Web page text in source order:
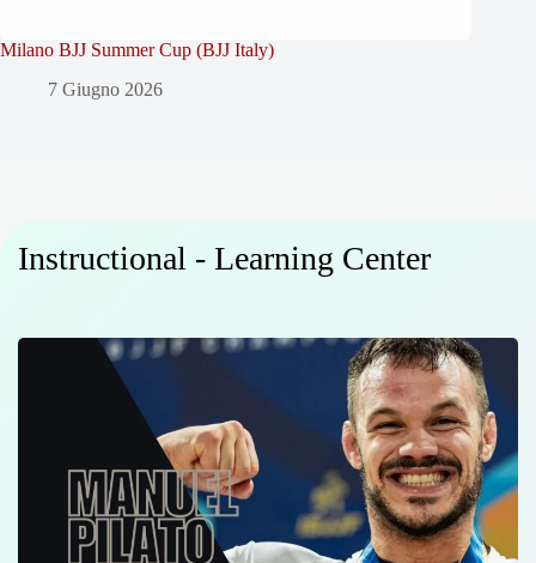
Milano BJJ Summer Cup (BJJ Italy)
7 Giugno 2026
Instructional - Learning Center